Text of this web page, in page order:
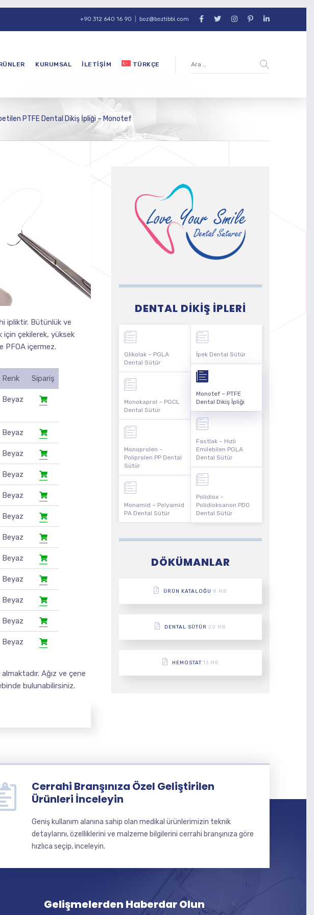
+90 312 640 16 90 boz@boztibbi.com
KURUMSAL İLETIŞIM TÜRKÇE
PTFE Dental Dikiş İpliği – Monotef
ipliktir. Bütünlük ve
çekilerek, yüksek
PFOA içermez.
Renk Sipariş
Beyaz
Beyaz
Beyaz
Beyaz
Beyaz
Beyaz
Beyaz
Beyaz
Beyaz
Beyaz
Beyaz
Beyaz
Ağız ve çene
bulunabilirsiniz.
DENTAL DIKIŞ İPLERI
Glikolak – PGLA
Dental Sütür
Monokaprol – PGCL
Dental Sütür
Monoprolen –
Poliprolen PP Dental
Sütür
Monamid – Polyamid
PA Dental Sütür
İpek Dental Sütür
Monotef – PTFE
Dental Dikiş İpliği
Fastlak – Hızlı
Emilebilen PGLA
Dental Sütür
Polidiox –
Polidioksanon PDO
Dental Sütür
DÖKÜMANLAR
ÜRÜN KATALOĞU 8 MB
DENTAL SÜTÜR 20 MB
HEMOSTAT 13 MB
Cerrahi Branşınıza Özel Geliştirilen
Ürünleri İnceleyin
Geniş kullanım alanına sahip olan medikal ürünlerimizin teknik
detaylarını, özelliklerini ve malzeme bilgilerini cerrahi branşınıza göre
hızlıca seçip, inceleyin.
Gelişmelerden Haberdar Olun